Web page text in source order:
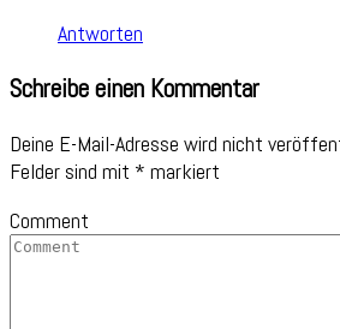
Antworten
Schreibe einen Kommentar
Deine E-Mail-Adresse wird nicht
Felder sind mit * markiert
Comment